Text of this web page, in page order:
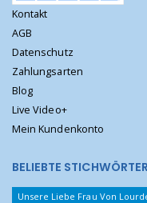
Kontakt
AGB
Datenschutz
Zahlungsarten
Blog
Live Video+
Mein Kundenkonto
BELIEBTE STICHWÖRTER
Unsere Liebe Frau Von